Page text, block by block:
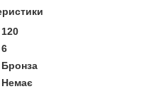
120
6
Бронза
Немає